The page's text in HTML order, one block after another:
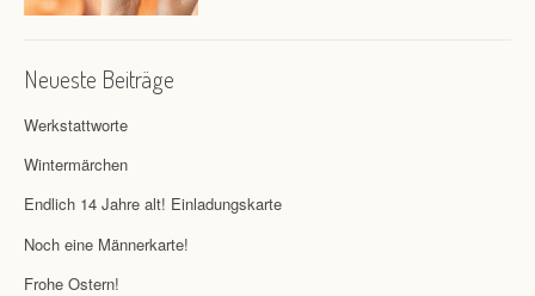
Neueste Beiträge
Werkstattworte
Wintermärchen
Endlich 14 Jahre alt! Einladungskarte
Noch eine Männerkarte!
Frohe Ostern!